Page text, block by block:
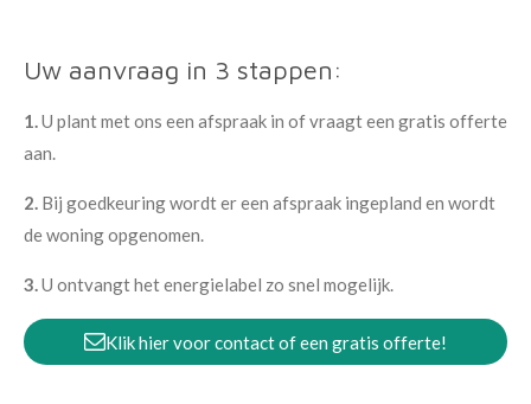
Uw aanvraag in 3 stappen:
1.U plant met ons een afspraak in of vraagt een gratis offerte
aan.
2. Bij goedkeuring wordt er een afspraak ingepland en wordt
de woning opgenomen.
3.U ontvangt het energielabel zo snel mogelijk.
Klik hier voor contact of een gratis offerte!